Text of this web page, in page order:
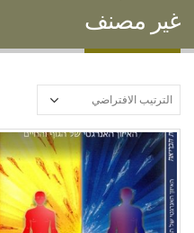
غير مصنف